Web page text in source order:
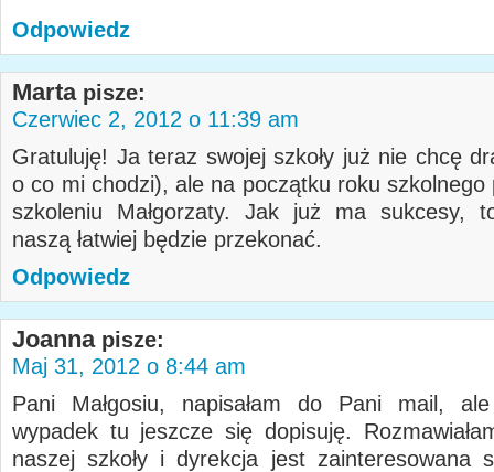
Odpowiedz
Marta pisze:
Czerwiec 2, 2012 o 11:39 am
Gratuluję! Ja teraz swojej szkoły już nie chcę
o co mi chodzi), ale na początku roku szkolnego
szkoleniu Małgorzaty. Jak już ma sukcesy,
naszą łatwiej będzie przekonać.
Odpowiedz
Joanna pisze:
Maj 31, 2012 o 8:44 am
Pani Małgosiu, napisałam do Pani mail,
wypadek tu jeszcze się dopisuję.
naszej szkoły i dyrekcja jest zainteresowana